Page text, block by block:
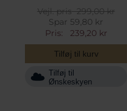
Vejl. pris299,00 kr
Spar 59,80 kr
Pris:
239,20 kr
Tilføj til kurv
Tilføj til
Ønskeskyen